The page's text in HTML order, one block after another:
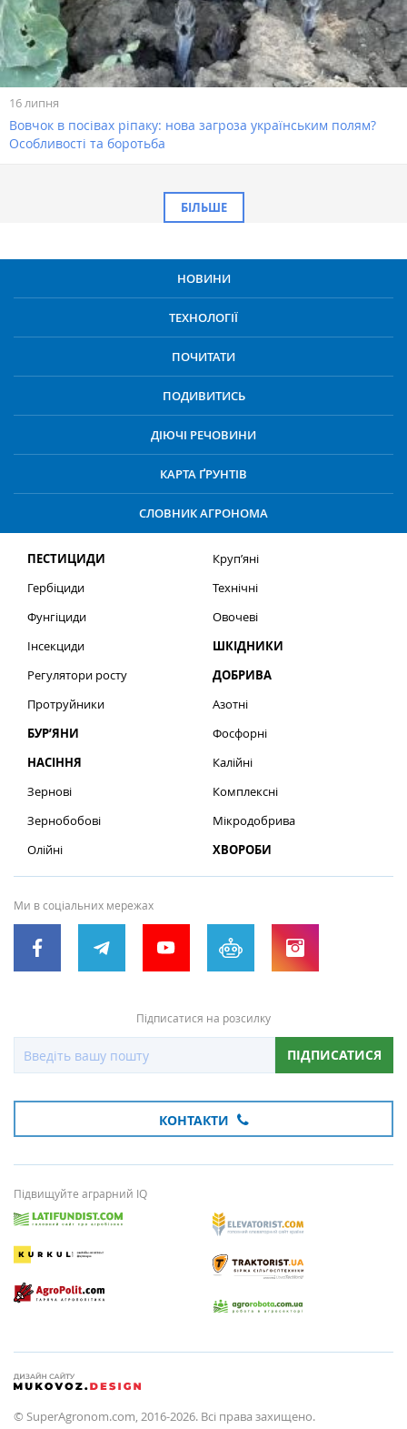
16 липня
Вовчок в посівах ріпаку: нова загроза українським полям?
Особливості та боротьба
БІЛЬШЕ
НОВИНИ
ТЕХНОЛОГІЇ
ПОЧИТАТИ
ПОДИВИТИСЬ
ДІЮЧІ РЕЧОВИНИ
КАРТА ҐРУНТІВ
СЛОВНИК АГРОНОМА
ПЕСТИЦИДИ
Гербіциди
Фунгіциди
Інсекциди
Регулятори росту
Протруйники
БУР’ЯНИ
НАСІННЯ
Зернові
Зернобобові
Олійні
Круп’яні
Технічні
Овочеві
ШКІДНИКИ
ДОБРИВА
Азотні
Фосфорні
Калійні
Комплексні
Мікродобрива
ХВОРОБИ
Ми в соціальних мережах
Підписатися на розсилку
ПІДПИСАТИСЯ
КОНТАКТИ
Підвищуйте аграрний IQ
© SuperAgronom.com, 2016-2026. Всі права захищено.